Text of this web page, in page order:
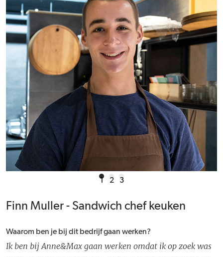
1 2 3
Finn Muller - Sandwich chef keuken
Waarom ben je bij dit bedrijf gaan werken?
Ik ben bij Anne&Max gaan werken omdat ik op zoek was